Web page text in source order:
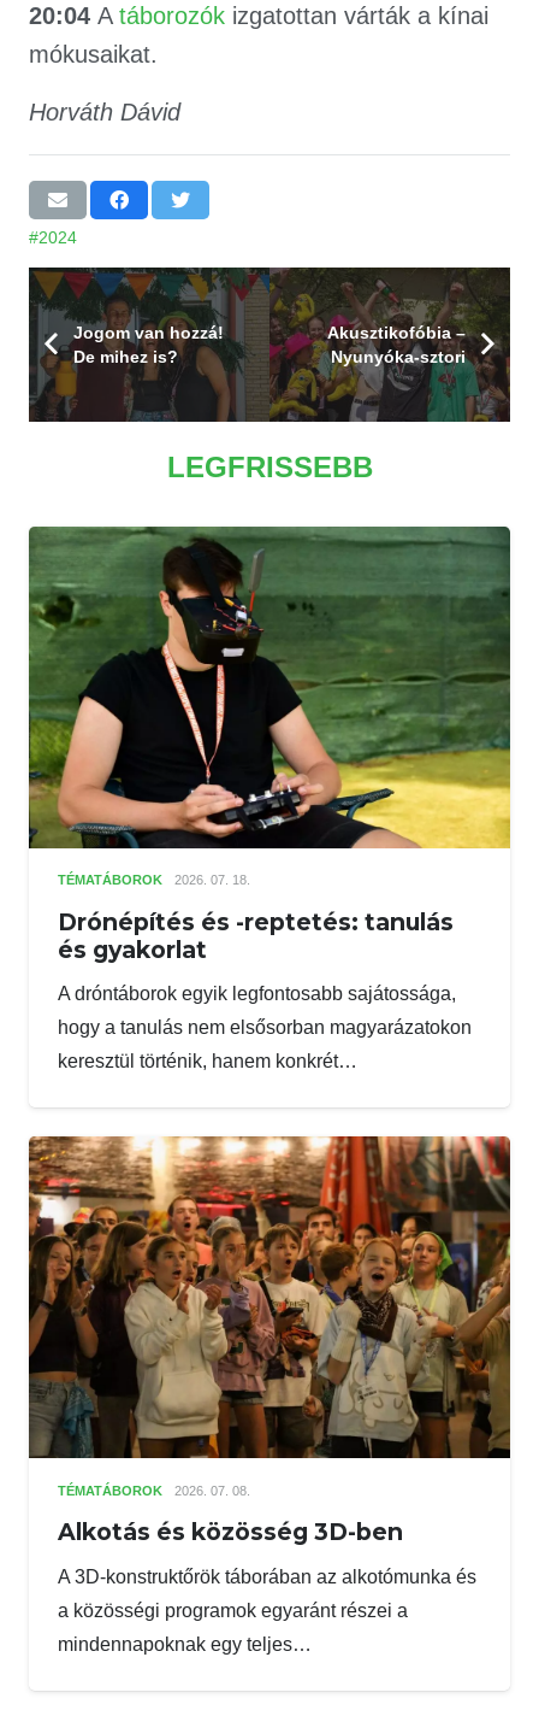
20:04 A táborozók izgatottan várták a kínai
mókusaikat.
Horváth Dávid
#2024
Jogom van hozzá!
De mihez is?
Akusztikofóbia –
Nyunyóka-sztori
LEGFRISSEBB
TÉMATÁBOROK 2026. 07. 18.
Drónépítés és -reptetés: tanulás
és gyakorlat
A dróntáborok egyik legfontosabb sajátossága,
hogy a tanulás nem elsősorban magyarázatokon
keresztül történik, hanem konkrét…
TÉMATÁBOROK 2026. 07. 08.
Alkotás és közösség 3D-ben
A 3D-konstruktőrök táborában az alkotómunka és
a közösségi programok egyaránt részei a
mindennapoknak egy teljes…